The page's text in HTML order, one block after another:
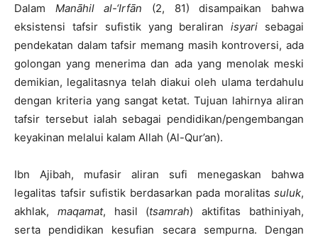
Dalam Manāhil al-‘Irfān (2, 81) disampaikan bahwa
eksistensi tafsir sufistik yang beraliranisyari sebagai
pendekatan dalam tafsir memang masih kontroversi, ada
golongan yang menerima dan ada yang menolak meski
demikian, legalitasnya telah diakui oleh ulama terdahulu
dengan kriteria yang sangat ketat. Tujuan lahirnya aliran
tafsir tersebut ialah sebagai pendidikan/pengembangan
keyakinan melalui kalam Allah (Al-Qur’an).
Ibn Ajibah, mufasir aliran sufi menegaskan bahwa
legalitas tafsir sufistik berdasarkan pada moralitas suluk,
akhlak, maqamat, hasil (tsamrah) aktifitas bathiniyah,
serta pendidikan kesufian secara sempurna. Dengan